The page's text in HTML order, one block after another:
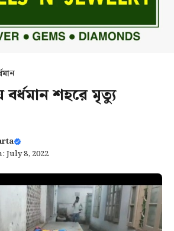
শহরে মৃত্যু
July 8, 2022